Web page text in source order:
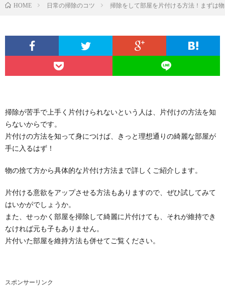
HOME 日常の掃除のコツ 掃除をして部屋を片付ける方法！まずは
掃除が苦手で上手く片付けられないという人は、片付けの方法を知
らないからです。
片付けの方法を知って身につけば、きっと理想通りの綺麗な部屋が
手に入るはず！
物の捨て方から具体的な片付け方法まで詳しくご紹介します。
片付ける意欲をアップさせる方法もありますので、ぜひ試してみて
はいかがでしょうか。
また、せっかく部屋を掃除して綺麗に片付けても、それが維持でき
なければ元も子もありません。
片付いた部屋を維持方法も併せてご覧ください。
スポンサーリンク